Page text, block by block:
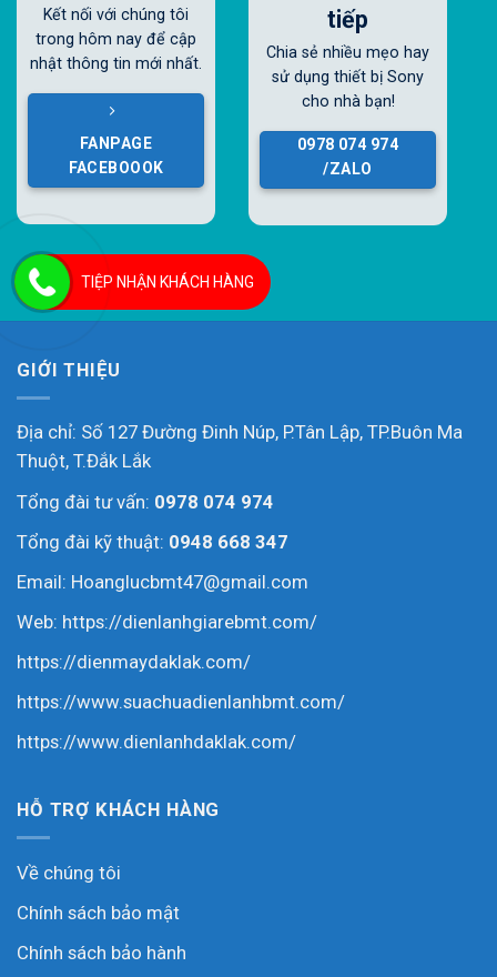
Kết nối với chúng tôi
trong hôm nay để cập
nhật thông tin mới nhất.
FANPAGE
FACEBOOOK
tiếp
Chia sẻ nhiều mẹo hay
sử dụng thiết bị Sony
cho nhà bạn!
0978 074 974
/ZALO
GIỚI THIỆU
Địa chỉ: Số 127 Đường Đinh Núp, P.Tân Lập, TP.Buôn Ma
Thuột, T.Đắk Lắk
Tổng đài tư vấn: 0978 074 974
Tổng đài kỹ thuật: 0948 668 347
Email: Hoanglucbmt47@gmail.com
Web: https://dienlanhgiarebmt.com/
https://dienmaydaklak.com/
https://www.suachuadienlanhbmt.com/
https://www.dienlanhdaklak.com/
HỖ TRỢ KHÁCH HÀNG
Về chúng tôi
Chính sách bảo mật
Chính sách bảo hành
TIỆP NHẬN KHÁCH HÀNG